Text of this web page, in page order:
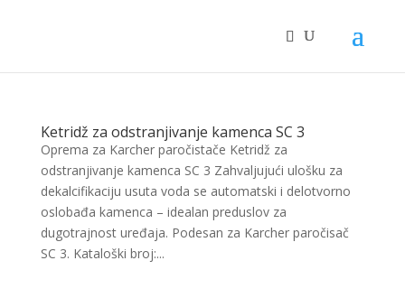
Ketridž za odstranjivanje kamenca SC 3
Oprema za Karcher paročistače Ketridž za
odstranjivanje kamenca SC 3 Zahvaljujući ulošku za
dekalcifikaciju usuta voda se automatski i delotvorno
oslobađa kamenca – idealan preduslov za
dugotrajnost uređaja. Podesan za Karcher paročisač
SC 3. Kataloški broj:...